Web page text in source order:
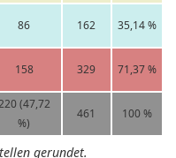
86 162 35,14 %
158 329 71,37 %
(47,72
%)
461 100 %
gerundet.